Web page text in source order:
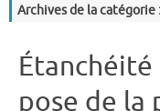
Archives de la catégorie :
pose de la